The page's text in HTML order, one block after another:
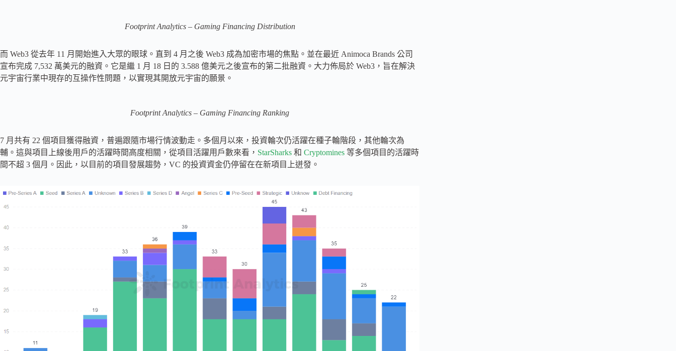
Footprint Analytics – Gaming Financing Distribution
而 Web3 從去年 11 月開始進入大眾的眼球。直到 4 月之後 Web3 成為加密市場的焦點。並在最近 Animoca Brands 公司
宣布完成 7,532 萬美元的融資。它是繼 1 月 18 日的 3.588 億美元之後宣布的第二批融資。大力佈局於 Web3，旨在解決
元宇宙行業中現存的互操作性問題，以實現其開放元宇宙的願景。
Footprint Analytics – Gaming Financing Ranking
7 月共有 22 個項目獲得融資，普遍跟隨市場行情波動走。多個月以來，投資輪次仍活躍在種子輪階段，其他輪次為
輔。這與項目上線後用戶的活躍時間高度相關，從項目活躍用戶數來看， StarSharks 和 Cryptomines 等多個項目的活躍時
間不超 3 個月。因此，以目前的項目發展趨勢，VC 的投資資金仍停留在在新項目上迸發。